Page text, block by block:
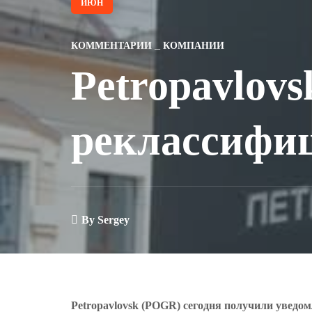
ИЮН
КОММЕНТАРИИ КОМПАНИИ
By Sergey
Petropavlovsk (POGR) сегодня получили